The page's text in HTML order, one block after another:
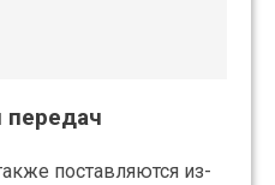
передач
поставляются из-